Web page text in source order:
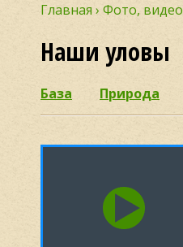
Главная› Фото, видео
Наши уловы
База Природа